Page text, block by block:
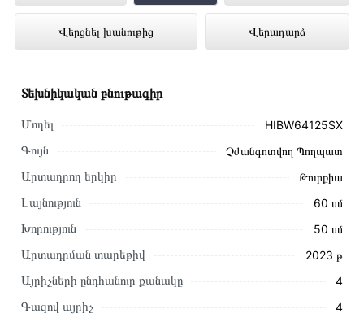
Վերցնել խանութից Վերադարձ
HIBW64125SX ներկայացված է
Technomix առցանց խանութում լավագույն
Տեխնիկական բնութագիր
Մոդել HIBW64125SX
Գույն Չժանգոտվող Պողպատ
Արտադրող երկիր Թուրքիա
Լայնություն 60 սմ
Խորություն 50 սմ
Արտադրման տարեթիվ 2023 թ
Այրիչների ընդհանուր քանակը 4
Գազով այրիչ 4